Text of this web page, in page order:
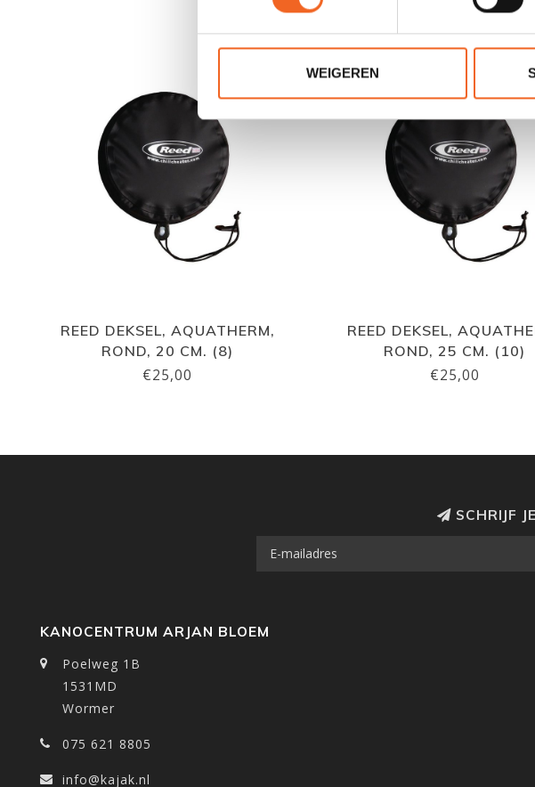
WEIGEREN
REED DEKSEL, AQUATHERM,
ROND, 20 CM. (8)
€25,00
REED DEKSEL,
ROND, 25 CM. (10)
€25,00
SCHRIJF
KANOCENTRUM ARJAN BLOEM
Poelweg 1B
1531MD
Wormer
075 621 8805
info@kajak.nl